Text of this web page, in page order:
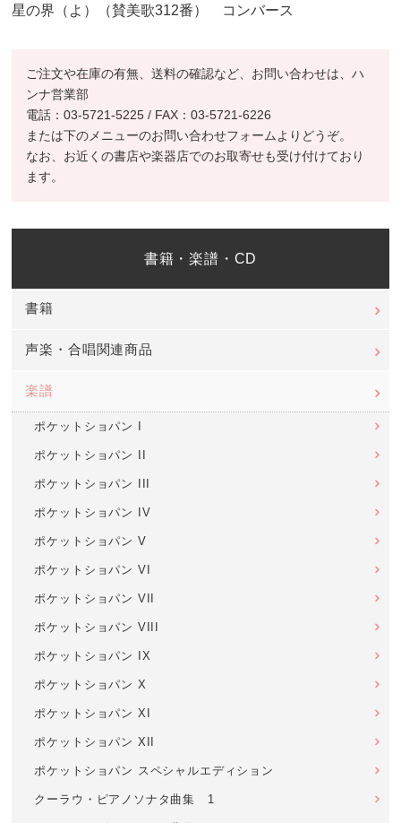
星の界（よ）（賛美歌312番） コンバース
ご注文や在庫の有無、送料の確認など、お問い合わせは、ハ
ンナ営業部
電話：03-5721-5225 / FAX：03-5721-6226
または下のメニューのお問い合わせフォームよりどうぞ。
なお、お近くの書店や楽器店でのお取寄せも受け付けており
ます。
書籍・楽譜・CD
書籍
声楽・合唱関連商品
楽譜
ポケットショパン I
ポケットショパン II
ポケットショパン III
ポケットショパン IV
ポケットショパン V
ポケットショパン VI
ポケットショパン VII
ポケットショパン VIII
ポケットショパン IX
ポケットショパン X
ポケットショパン XI
ポケットショパン XII
ポケットショパン スペシャルエディション
クーラウ・ピアノソナタ曲集 1